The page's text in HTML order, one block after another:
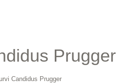
Prugger
Candidus Prugger